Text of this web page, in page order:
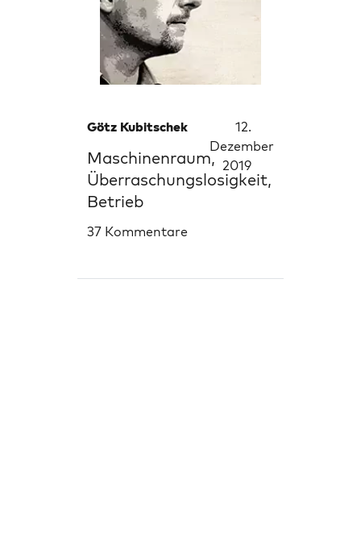
Götz Kubitschek
12.
Dezember
2019
Maschinenraum,
Überraschungslosigkeit,
Betrieb
37 Kommentare